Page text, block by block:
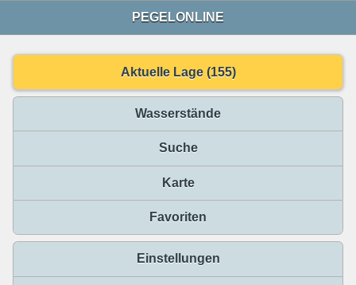
PEGELONLINE
Aktuelle Lage (155)
Wasserstände
Suche
Karte
Favoriten
Einstellungen